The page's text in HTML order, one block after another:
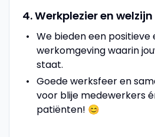
4. Werkplezier en welzijn
We bieden een positieve
werkomgeving waarin
staat.
Goede werksfeer en
voor blije medewerkers
patiënten! 😊